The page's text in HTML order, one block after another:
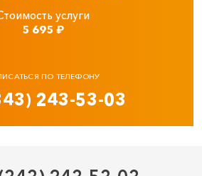
услуги
5 695 ₽
ПО ТЕЛЕФОНУ
243-53-03